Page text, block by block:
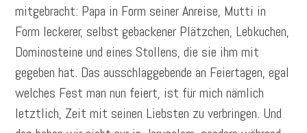
mitgebracht: Papa in Form seiner Anreise, Mutti in
Form leckerer, selbst gebackener Plätzchen, Lebkuchen,
Dominosteine und eines Stollens, die sie ihm mit
gegeben hat. Das ausschlaggebende an Feiertagen, egal
welches Fest man nun feiert, ist für mich nämlich
letztlich, Zeit mit seinen Liebsten zu verbringen. Und